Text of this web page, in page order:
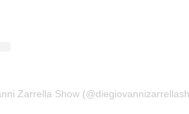
Zarrella Show